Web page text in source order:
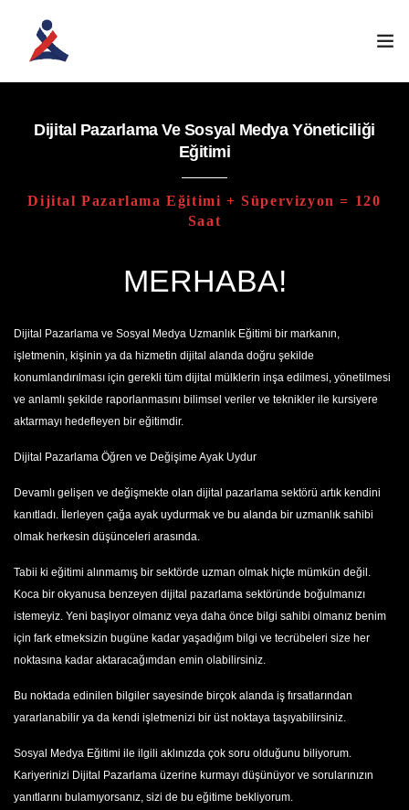
ATÖLYELERIMIZ
ÖĞRENCI GIRIŞI
Dijital Pazarlama Ve Sosyal Medya Yöneticiliği
Eğitimi
Dijital Pazarlama Eğitimi + Süpervizyon = 120
Saat
MERHABA!
Dijital Pazarlama ve Sosyal Medya Uzmanlık Eğitimi bir markanın,
işletmenin, kişinin ya da hizmetin dijital alanda doğru şekilde
konumlandırılması için gerekli tüm dijital mülklerin inşa edilmesi, yönetilmesi
ve anlamlı şekilde raporlanmasını bilimsel veriler ve teknikler ile kursiyere
aktarmayı hedefleyen bir eğitimdir.
Dijital Pazarlama Öğren ve Değişime Ayak Uydur
Devamlı gelişen ve değişmekte olan dijital pazarlama sektörü artık kendini
kanıtladı. İlerleyen çağa ayak uydurmak ve bu alanda bir uzmanlık sahibi
olmak herkesin düşünceleri arasında.
Tabii ki eğitimi alınmamış bir sektörde uzman olmak hiçte mümkün değil.
Koca bir okyanusa benzeyen dijital pazarlama sektöründe boğulmanızı
istemeyiz. Yeni başlıyor olmanız veya daha önce bilgi sahibi olmanız benim
için fark etmeksizin bugüne kadar yaşadığım bilgi ve tecrübeleri size her
noktasına kadar aktaracağımdan emin olabilirsiniz.
Bu noktada edinilen bilgiler sayesinde birçok alanda iş fırsatlarından
yararlanabilir ya da kendi işletmenizi bir üst noktaya taşıyabilirsiniz.
Sosyal Medya Eğitimi ile ilgili aklınızda çok soru olduğunu biliyorum.
Kariyerinizi Dijital Pazarlama üzerine kurmayı düşünüyor ve sorularınızın
yanıtlarını bulamıyorsanız, sizi de bu eğitime bekliyorum.